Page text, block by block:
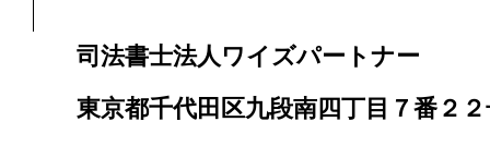
司法書士法人ワイズパートナー
東京都千代田区九段南四丁目７番２